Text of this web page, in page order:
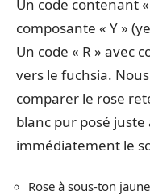
Un code contenant
composante « Y »
Un code « R » avec
vers le fuchsia.
comparer le rose
blanc pur posé
immédiatement le
Rose à sous-ton